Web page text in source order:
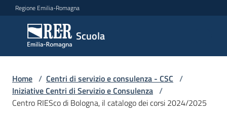
Vai al contenuto
Vai alla navigazione
Vai al footer
Regione Emilia-Romagna
Scuola
Scuola
Argomenti
Home / Centri di servizio e consulenza - CSC /
Iniziative Centri di Servizio e Consulenza /
Centro RIESco di Bologna, il catalogo dei corsi 2024/2025